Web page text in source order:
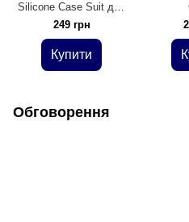
Silicone Case Suit для
Airpods Pro Червоний
249 грн
Купити
Обговорення